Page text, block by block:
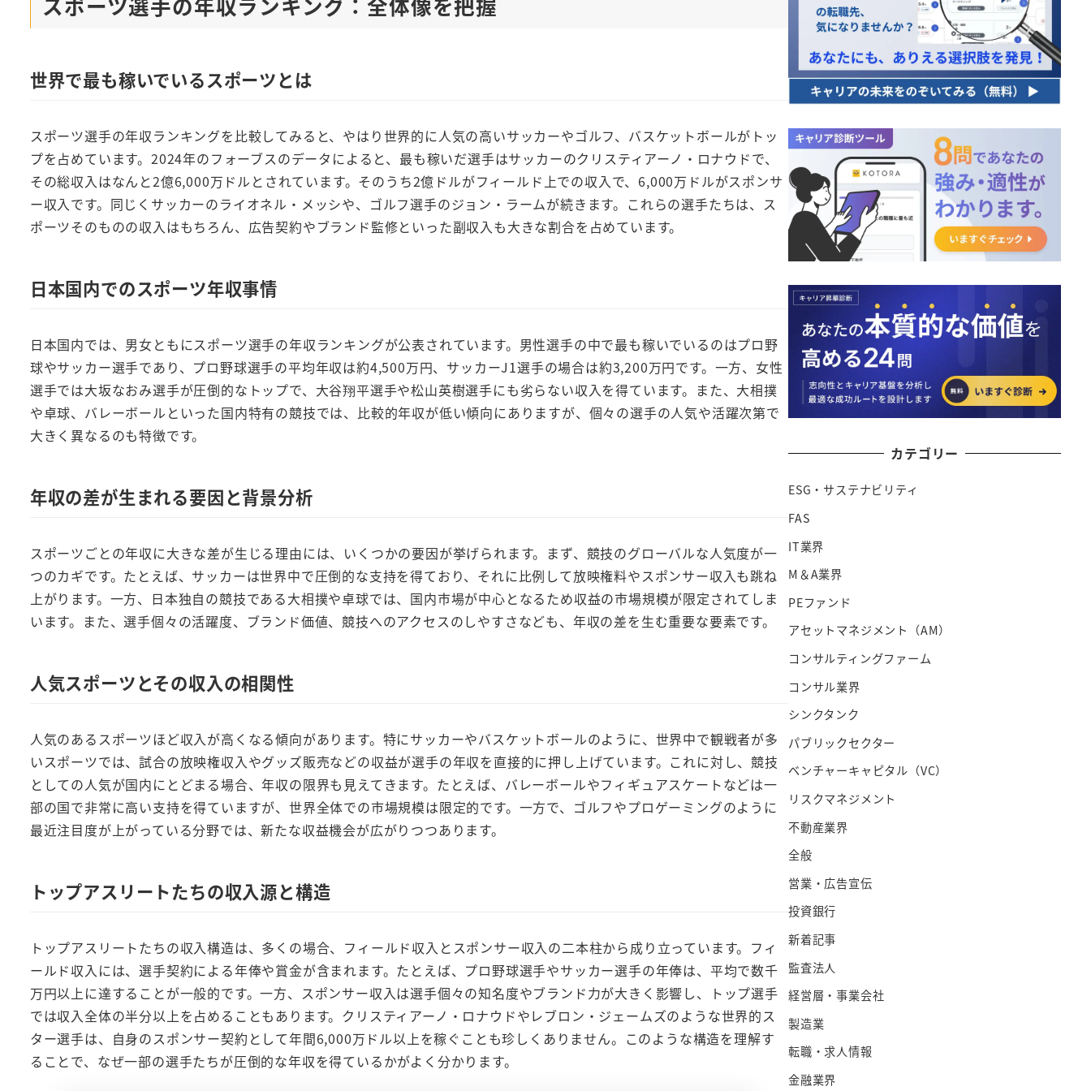
世界で最も稼いでいるスポーツとは
スポーツ選手の年収ランキングを比較してみると、やはり世界的に人気の高いサッカーやゴルフ、バスケットボールがトッ
プを占めています。2024年のフォーブスのデータによると、最も稼いだ選手はサッカーのクリスティアーノ・ロナウドで、
その総収入はなんと2億6,000万ドルとされています。そのうち2億ドルがフィールド上での収入で、6,000万ドルがスポンサ
ー収入です。同じくサッカーのライオネル・メッシや、ゴルフ選手のジョン・ラームが続きます。これらの選手たちは、ス
ポーツそのものの収入はもちろん、広告契約やブランド監修といった副収入も大きな割合を占めています。
日本国内でのスポーツ年収事情
日本国内では、男女ともにスポーツ選手の年収ランキングが公表されています。男性選手の中で最も稼いでいるのはプロ野
球やサッカー選手であり、プロ野球選手の平均年収は約4,500万円、サッカーJ1選手の場合は約3,200万円です。一方、女性
選手では大坂なおみ選手が圧倒的なトップで、大谷翔平選手や松山英樹選手にも劣らない収入を得ています。また、大相撲
や卓球、バレーボールといった国内特有の競技では、比較的年収が低い傾向にありますが、個々の選手の人気や活躍次第で
大きく異なるのも特徴です。
年収の差が生まれる要因と背景分析
スポーツごとの年収に大きな差が生じる理由には、いくつかの要因が挙げられます。まず、競技のグローバルな人気度が一
つのカギです。たとえば、サッカーは世界中で圧倒的な支持を得ており、それに比例して放映権料やスポンサー収入も跳ね
上がります。一方、日本独自の競技である大相撲や卓球では、国内市場が中心となるため収益の市場規模が限定されてしま
います。また、選手個々の活躍度、ブランド価値、競技へのアクセスのしやすさなども、年収の差を生む重要な要素です。
人気スポーツとその収入の相関性
人気のあるスポーツほど収入が高くなる傾向があります。特にサッカーやバスケットボールのように、世界中で観戦者が多
いスポーツでは、試合の放映権収入やグッズ販売などの収益が選手の年収を直接的に押し上げています。これに対し、競技
としての人気が国内にとどまる場合、年収の限界も見えてきます。たとえば、バレーボールやフィギュアスケートなどは一
部の国で非常に高い支持を得ていますが、世界全体での市場規模は限定的です。一方で、ゴルフやプロゲーミングのように
最近注目度が上がっている分野では、新たな収益機会が広がりつつあります。
トップアスリートたちの収入源と構造
トップアスリートたちの収入構造は、多くの場合、フィールド収入とスポンサー収入の二本柱から成り立っています。フィ
ールド収入には、選手契約による年俸や賞金が含まれます。たとえば、プロ野球選手やサッカー選手の年俸は、平均で数千
万円以上に達することが一般的です。一方、スポンサー収入は選手個々の知名度やブランド力が大きく影響し、トップ選手
では収入全体の半分以上を占めることもあります。クリスティアーノ・ロナウドやレブロン・ジェームズのような世界的ス
ター選手は、自身のスポンサー契約として年間6,000万ドル以上を稼ぐことも珍しくありません。このような構造を理解す
ることで、なぜ一部の選手たちが圧倒的な年収を得ているかがよく分かります。
カテゴリー
ESG・サステナビリティ
FAS
IT業界
M＆A業界
PEファンド
アセットマネジメント（AM）
コンサルティングファーム
コンサル業界
シンクタンク
パブリックセクター
ベンチャーキャピタル（VC）
リスクマネジメント
不動産業界
全般
営業・広告宣伝
投資銀行
新着記事
監査法人
経営層・事業会社
製造業
転職・求人情報
金融業界